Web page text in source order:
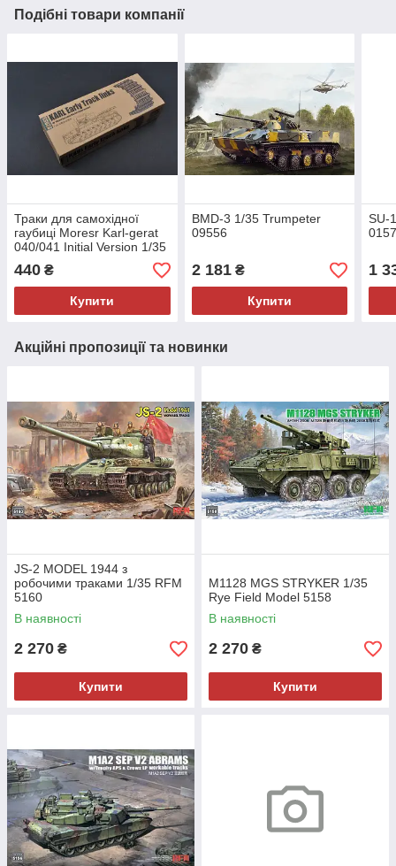
Подібні товари компанії
Траки для самохідної
гаубиці Moresr Karl-gerat
040/041 Initial Version 1/35
Trumpeter 02053
440 ₴
Купити
BMD-3 1/35 Trumpeter
09556
2 181₴
Купити
SU-
1
Акційні пропозиції та новинки
JS-2 MODEL 1944 з
робочими траками 1/35 RFM
5160
В наявності
2 270 ₴
Купити
M1128 MGS STRYKER 1/35
Rye Field Model 5158
В наявності
2 270 ₴
Купити